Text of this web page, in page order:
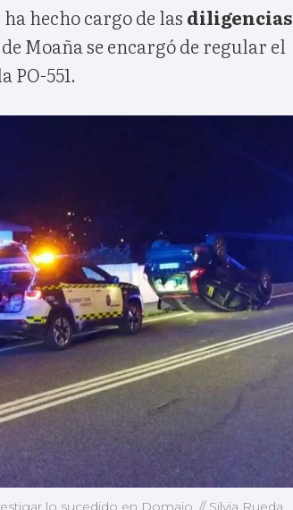
hecho cargo de las diligencias
Moaña se encargó de regular el
PO-551.
lo sucedido en Domaio. // Silvia Rueda